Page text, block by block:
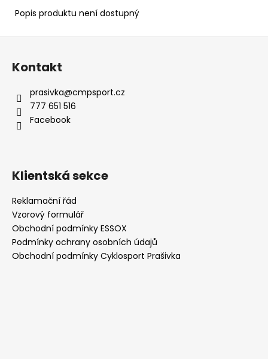
Popis produktu není dostupný
Z
Kontakt
prasivka@cmpsport.cz
777 651 516
Facebook
Klientská sekce
Reklamační řád
Vzorový formulář
Obchodní podmínky ESSOX
Podmínky ochrany osobních údajů
Obchodní podmínky Cyklosport Prašivka